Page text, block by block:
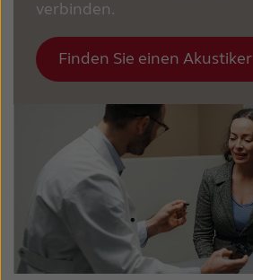
verbinden.
Finden Sie einen Akustiker